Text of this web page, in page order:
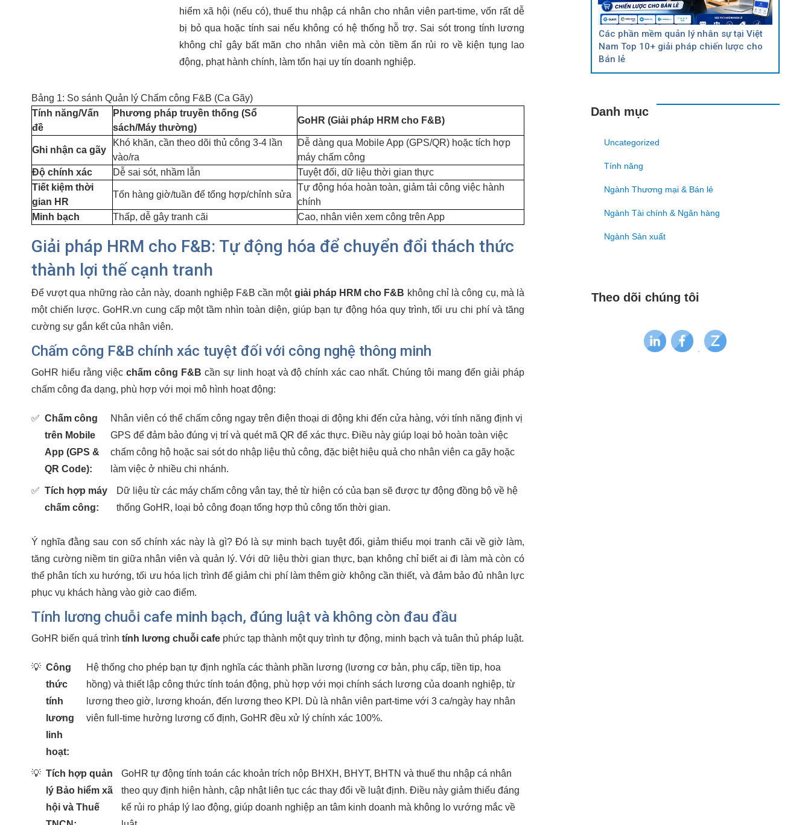
hiểm xã hội (nếu có), thuế thu nhập cá nhân cho nhân viên part-time, vốn rất dễ
bị bỏ qua hoặc tính sai nếu không có hệ thống hỗ trợ. Sai sót trong tính lương
không chỉ gây bất mãn cho nhân viên mà còn tiềm ẩn rủi ro về kiện tụng lao
động, phạt hành chính, làm tổn hại uy tín doanh nghiệp.
Bảng 1: So sánh Quản lý Chấm công F&B (Ca Gãy)
Tính năng/Vấn
đề
Phương pháp truyền thống (Sổ
sách/Máy thường)
GoHR (Giải pháp HRM cho F&B)
Ghi nhận ca gãy
Khó khăn, cần theo dõi thủ công 3-4 lần
vào/ra
Dễ dàng qua Mobile App (GPS/QR) hoặc tích hợp
máy chấm công
Độ chính xác
Dễ sai sót, nhầm lẫn
Tuyệt đối, dữ liệu thời gian thực
Tiết kiệm thời
gian HR
Tốn hàng giờ/tuần để tổng hợp/chỉnh sửa
Tự động hóa hoàn toàn, giảm tải công việc hành
chính
Minh bạch
Thấp, dễ gây tranh cãi Cao, nhân viên xem công trên App
Giải pháp HRM cho F&B: Tự động hóa để chuyển đổi thách thức
thành lợi thế cạnh tranh
Để vượt qua những rào cản này, doanh nghiệp F&B cần một giải pháp HRM cho F&B không chỉ là công cụ, mà là
một chiến lược. GoHR.vn cung cấp một tầm nhìn toàn diện, giúp bạn tự động hóa quy trình, tối ưu chi phí và tăng
cường sự gắn kết của nhân viên.
Chấm công F&B chính xác tuyệt đối với công nghệ thông minh
GoHR hiểu rằng việc chấm công F&B cần sự linh hoạt và độ chính xác cao nhất. Chúng tôi mang đến giải pháp
chấm công đa dạng, phù hợp với mọi mô hình hoạt động:
✅ Chấm công
trên Mobile
App (GPS &
QR Code):
Nhân viên có thể chấm công ngay trên điện thoại di động khi đến cửa hàng, với tính năng định vị
GPS để đảm bảo đúng vị trí và quét mã QR để xác thực. Điều này giúp loại bỏ hoàn toàn việc
chấm công hộ hoặc sai sót do nhập liệu thủ công, đặc biệt hiệu quả cho nhân viên ca gãy hoặc
làm việc ở nhiều chi nhánh.
✅ Tích hợp máy
chấm công:
Dữ liệu từ các máy chấm công vân tay, thẻ từ hiện có của bạn sẽ được tự động đồng bộ về hệ
thống GoHR, loại bỏ công đoạn tổng hợp thủ công tốn thời gian.
Ý nghĩa đằng sau con số chính xác này là gì? Đó là sự minh bạch tuyệt đối, giảm thiểu mọi tranh cãi về giờ làm,
tăng cường niềm tin giữa nhân viên và quản lý. Với dữ liệu thời gian thực, bạn không chỉ biết ai đi làm mà còn có
thể phân tích xu hướng, tối ưu hóa lịch trình để giảm chi phí làm thêm giờ không cần thiết, và đảm bảo đủ nhân lực
phục vụ khách hàng vào giờ cao điểm.
Tính lương chuỗi cafe minh bạch, đúng luật và không còn đau đầu
GoHR biến quá trình tính lương chuỗi cafe phức tạp thành một quy trình tự động, minh bạch và tuân thủ pháp luật.
💡 Công
thức
tính
lương
linh
hoạt:
Hệ thống cho phép bạn tự định nghĩa các thành phần lương (lương cơ bản, phụ cấp, tiền tip, hoa
hồng) và thiết lập công thức tính toán động, phù hợp với mọi chính sách lương của doanh nghiệp, từ
lương theo giờ, lương khoán, đến lương theo KPI. Dù là nhân viên part-time với 3 ca/ngày hay nhân
viên full-time hưởng lương cố định, GoHR đều xử lý chính xác 100%.
💡 Tích hợp quản
lý Bảo hiểm xã
hội và Thuế
GoHR tự động tính toán các khoản trích nộp BHXH, BHYT, BHTN và thuế thu nhập cá nhân
theo quy định hiện hành, cập nhật liên tục các thay đổi về luật định. Điều này giảm thiểu đáng
kể rủi ro pháp lý lao động, giúp doanh nghiệp an tâm kinh doanh mà không lo vướng mắc về
Các phần mềm quản lý nhân sự tại Việt
Nam Top 10+ giải pháp chiến lược cho
Bán lẻ
Danh mục
Uncategorized
Tính năng
Ngành Thương mại & Bán lẻ
Ngành Tài chính & Ngân hàng
Ngành Sản xuất
Theo dõi chúng tôi